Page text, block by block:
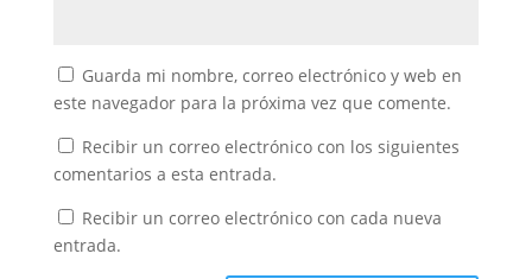
Guarda mi nombre, correo electrónico y web en
este navegador para la próxima vez que comente.
Recibir un correo electrónico con los siguientes
comentarios a esta entrada.
Recibir un correo electrónico con cada nueva
entrada.